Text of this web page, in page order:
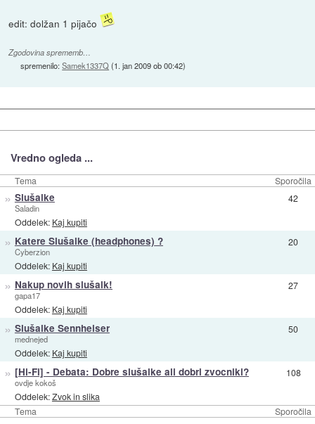
edit: dolžan 1 pijačo
Zgodovina sprememb…
spremenilo:Samek1337Q(1. jan 2009 ob 00:42)
Vredno ogleda ...
Tema Sporočila
Tema Sporočila
» Slušalke
Saladin
Oddelek: Kaj kupiti
42
» Katere Slušalke (headphones) ?
Cyberzion
Oddelek: Kaj kupiti
20
» Nakup novih slušalk!
gapa17
Oddelek: Kaj kupiti
27
» Slušalke Sennheiser
mednejed
Oddelek: Kaj kupiti
50
» [Hi-Fi] - Debata: Dobre slušalke ali dobri zvocniki?
ovdje kokoš
Oddelek:Zvok in slika
108